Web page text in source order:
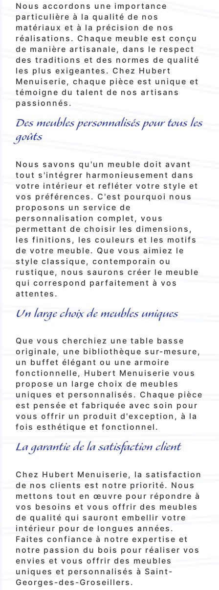
Nous accordons une importance
particulière à la qualité de nos
matériaux et à la précision de nos
réalisations. Chaque meuble est conçu
de manière artisanale, dans le respect
des traditions et des normes de qualité
les plus exigeantes. Chez Hubert
Menuiserie, chaque pièce est unique et
témoigne du talent de nos artisans
passionnés.
Des meubles personnalisés pour tous les
goûts
Nous savons qu'un meuble doit avant
tout s'intégrer harmonieusement dans
votre intérieur et refléter votre style et
vos préférences. C'est pourquoi nous
proposons un service de
personnalisation complet, vous
permettant de choisir les dimensions,
les finitions, les couleurs et les motifs
de votre meuble. Que vous aimiez le
style classique, contemporain ou
rustique, nous saurons créer le meuble
qui correspond parfaitement à vos
attentes.
Un large choix de meubles uniques
Que vous cherchiez une table basse
originale, une bibliothèque sur-mesure,
un buffet élégant ou une armoire
fonctionnelle, Hubert Menuiserie vous
propose un large choix de meubles
uniques et personnalisés. Chaque pièce
est pensée et fabriquée avec soin pour
vous offrir un produit d'exception, à la
fois esthétique et fonctionnel.
La garantie de la satisfaction client
Chez Hubert Menuiserie, la satisfaction
de nos clients est notre priorité. Nous
mettons tout en œuvre pour répondre à
vos besoins et vous offrir des meubles
de qualité qui sauront embellir votre
intérieur pour de longues années.
Faites confiance à notre expertise et
notre passion du bois pour réaliser vos
envies et vous offrir des meubles
uniques et personnalisés à Saint-
Georges-des-Groseillers.